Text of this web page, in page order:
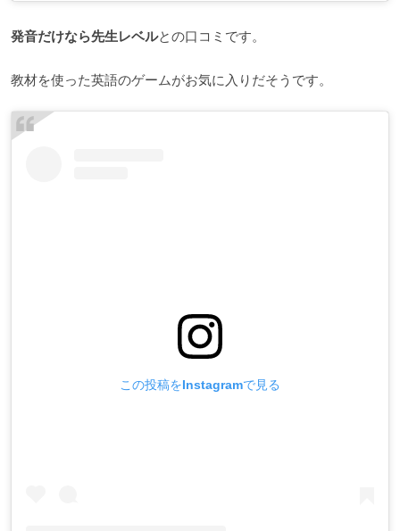
発音だけなら先生レベルとの口コミです。
教材を使った英語のゲームがお気に入りだそうです。
この投稿をInstagramで見る